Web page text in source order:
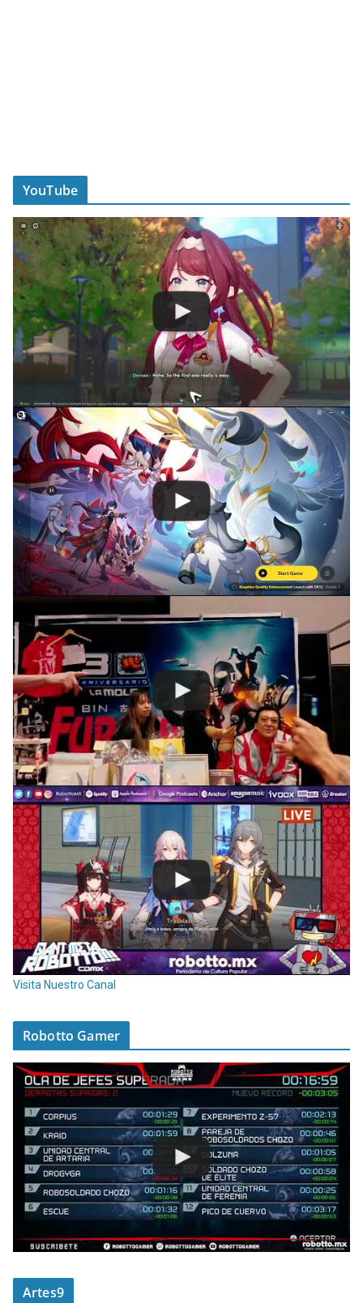
YouTube
Visita Nuestro Canal
Robotto Gamer
Artes9